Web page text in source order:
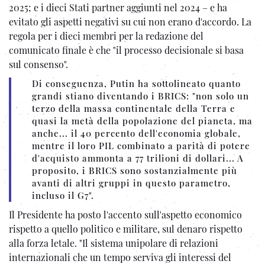
2025; e i dieci Stati partner aggiunti nel 2024 – e ha
evitato gli aspetti negativi su cui non erano d'accordo. La
regola per i dieci membri per la redazione del
comunicato finale è che "il processo decisionale si basa
sul consenso".
Di conseguenza, Putin ha sottolineato quanto
grandi stiano diventando i BRICS: "non solo un
terzo della massa continentale della Terra e
quasi la metà della popolazione del pianeta, ma
anche... il 40 percento dell'economia globale,
mentre il loro PIL combinato a parità di potere
d'acquisto ammonta a 77 trilioni di dollari... A
proposito, i BRICS sono sostanzialmente più
avanti di altri gruppi in questo parametro,
incluso il G7".
Il Presidente ha posto l'accento sull'aspetto economico
rispetto a quello politico e militare, sul denaro rispetto
alla forza letale. "Il sistema unipolare di relazioni
internazionali che un tempo serviva gli interessi del